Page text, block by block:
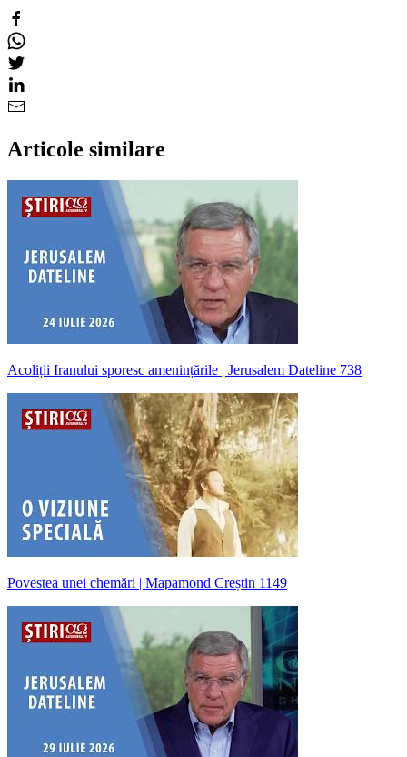
Articole similare
Acoliții Iranului sporesc amenințările | Jerusalem Dateline 738
Povestea unei chemări | Mapamond Creștin 1149